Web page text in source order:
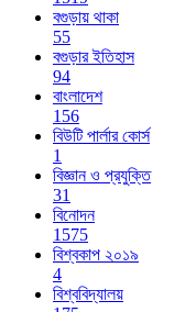
বগুড়ায় থাকা
55
বগুড়ার ইতিহাস
94
বাংলাদেশ
156
বিউটি পার্লার কোর্স
1
বিজ্ঞান ও প্রযুক্তি
31
বিনোদন
1575
বিশ্বকাপ ২০১৯
4
বিশ্ববিদ্যালয়